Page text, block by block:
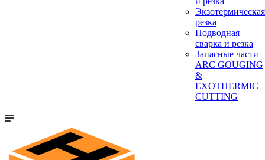
Экзотермическая
резка
Подводная
сварка и резка
Запасные части
ARC GOUGING
&
EXOTHERMIC
CUTTING